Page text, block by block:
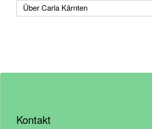
Über Carla Kärnten
Kontakt